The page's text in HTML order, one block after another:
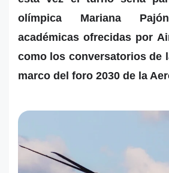
olímpica Mariana
académicas ofrecidas por
como los conversatorios de
marco del foro 2030 de la